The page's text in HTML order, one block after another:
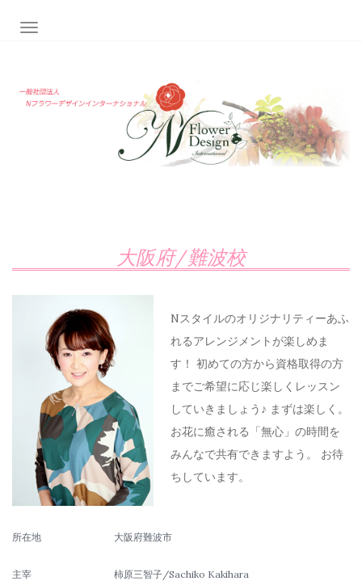
ナビゲーション切り替え
大阪府/難波校
Nスタイルのオリジナリティーあふ
れるアレンジメントが楽しめま
す！ 初めての方から資格取得の方
までご希望に応じ楽しくレッスン
していきましょう♪ まずは楽しく。
お花に癒される「無心」の時間を
みんなで共有できますよう。 お待
ちしています。
所在地 大阪府難波市
主宰 柿原三智子/Sachiko Kakihara